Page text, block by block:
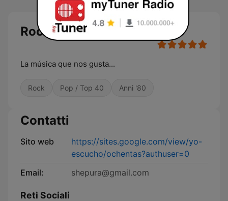
Rock Ochentas Radio
La música que nos gusta...
Rock Pop / Top 40 Anni '80
Contatti
Sito web
https://sites.google.com/view/yo-
escucho/ochentas?authuser=0
Email:
shepura@gmail.com
Reti Sociali